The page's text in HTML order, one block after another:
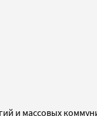
и массовых